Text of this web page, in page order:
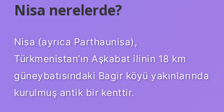
Nisa nerelerde?
Nisa (ayrıca Parthaunisa),
Türkmenistan’ın Aşkabat ilinin 18 km
güneybatısındaki Bagir köyü yakınlarında
kurulmuş antik bir kenttir.